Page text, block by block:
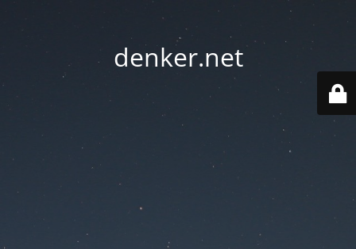
denker.net